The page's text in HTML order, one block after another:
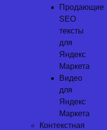
Продающие
SEO
тексты
для
Яндекс
Маркета
Видео
для
Яндекс
Маркета
Контекстная